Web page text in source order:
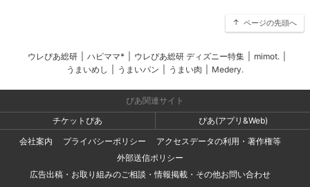
ページの先頭へ
ウレぴあ総研 ハピママ* ウレぴあ総研 ディズニー特集 mimot.
うまいめし
うまいパン うまい肉 Medery.
ぴあ関連サイト
チケットぴあ
ぴあ(アプリ&Web)
会社案内
プライバシーポリシー
アクセスデータの利用・著作権等
外部送信ポリシー
広告出稿・お取り組みのご相談・情報掲載・その他お問い合わせ